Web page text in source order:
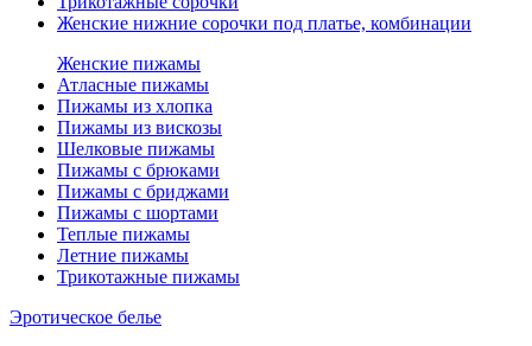
Женские нижние сорочки под платье, комбинации
Женские пижамы
Атласные пижамы
Пижамы из хлопка
Пижамы из вискозы
Шелковые пижамы
Пижамы с брюками
Пижамы с бриджами
Пижамы с шортами
Теплые пижамы
Летние пижамы
Трикотажные пижамы
Эротическое белье